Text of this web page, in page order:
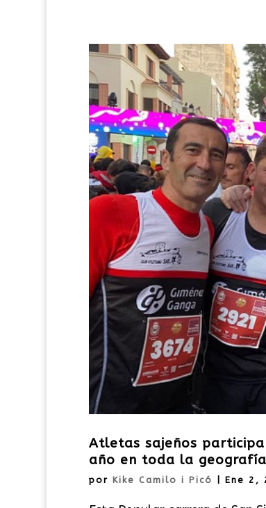
Atletas sajeños
año en toda la
por Kike Camilo i Picó Ene 2,